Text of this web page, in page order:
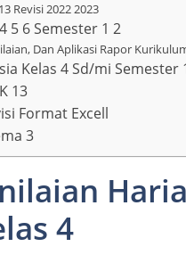
Revisi 2022 2023
5 6 Semester 1 2
Dan Aplikasi Rapor
Kelas 4 Sd/mi
13
Format Excell
3
4